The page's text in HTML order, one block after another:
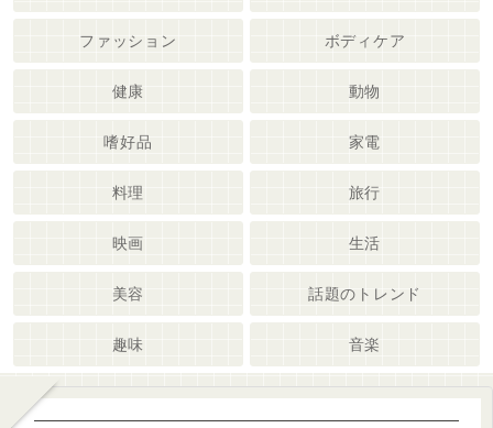
ファッション ボディケア
健康 動物
嗜好品 家電
料理 旅行
映画 生活
美容 話題のトレンド
趣味 音楽